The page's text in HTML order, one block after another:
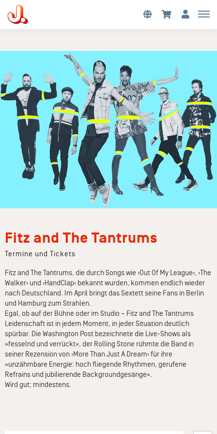
Fitz and The Tantrums
Termine und Tickets
Fitz and The Tantrums, die durch Songs wie ›Out Of My League‹, ›The
Walker‹ und ›HandClap‹ bekannt wurden, kommen endlich wieder
nach Deutschland. Im April bringt das Sextett seine Fans in Berlin
und Hamburg zum Strahlen.
Egal, ob auf der Bühne oder im Studio – Fitz and The Tantrums
Leidenschaft ist in jedem Moment, in jeder Situation deutlich
spürbar. Die Washington Post bezeichnete die Live-Shows als
»fesselnd und verrückt«, der Rolling Stone rühmte die Band in
seiner Rezension von ›More Than Just A Dream‹ für ihre
»unzähmbare Energie: hoch fliegende Rhythmen, gerufene
Refrains und jubilierende Backgroundgesänge«.
Wird gut; mindestens.